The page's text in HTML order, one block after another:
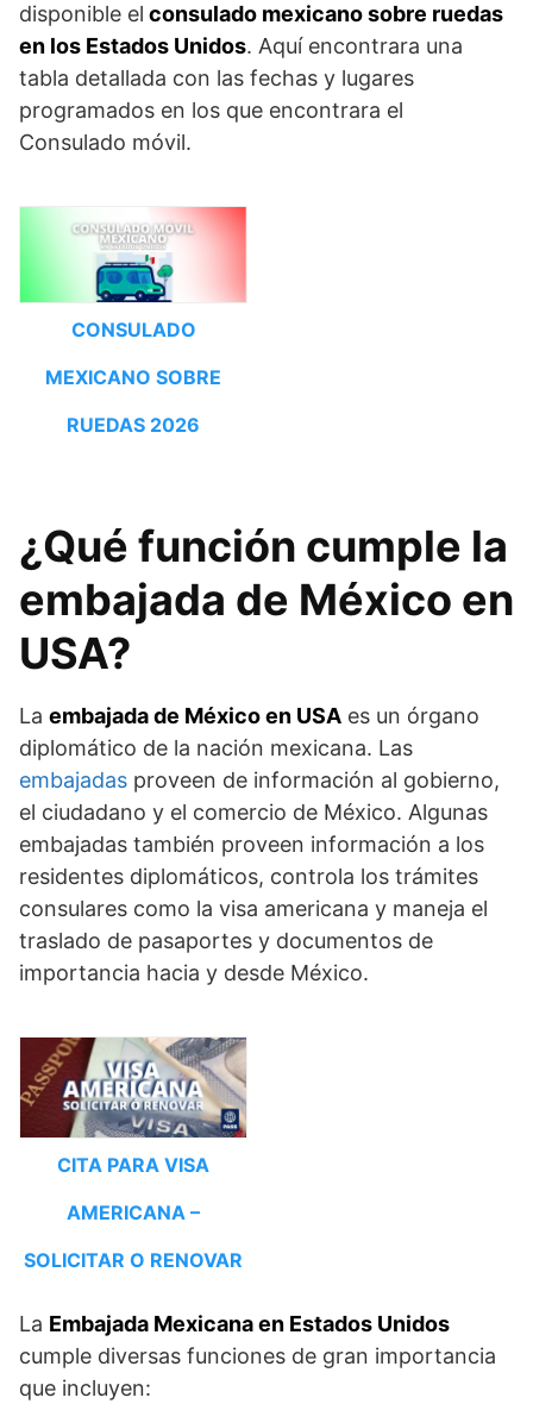
disponible el consulado mexicano sobre ruedas
en los Estados Unidos. Aquí encontrara una
tabla detallada con las fechas y lugares
programados en los que encontrara el
Consulado móvil.
CONSULADO
MEXICANO SOBRE
RUEDAS 2026
¿Qué función cumple la
embajada de México en
USA?
La embajada de México en USA es un órgano
diplomático de la nación mexicana. Las
embajadas proveen de información al gobierno,
el ciudadano y el comercio de México. Algunas
embajadas también proveen información a los
residentes diplomáticos, controla los trámites
consulares como la visa americana y maneja el
traslado de pasaportes y documentos de
importancia hacia y desde México.
CITA PARA VISA
AMERICANA –
SOLICITAR O RENOVAR
La Embajada Mexicana en Estados Unidos
cumple diversas funciones de gran importancia
que incluyen: